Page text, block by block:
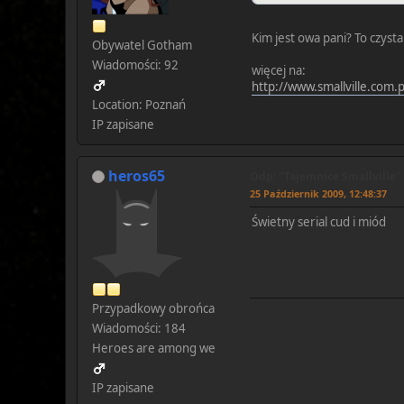
Obywatel Gotham
Wiadomości: 92
Location: Poznań
IP zapisane
Kim jest owa pani? To
więcej na:
http://
heros65
Przypadkowy obrońca
Wiadomości: 184
Heroes are among we
IP zapisane
25 Październik 2009, 12:48:37
Świetny serial cud i miód